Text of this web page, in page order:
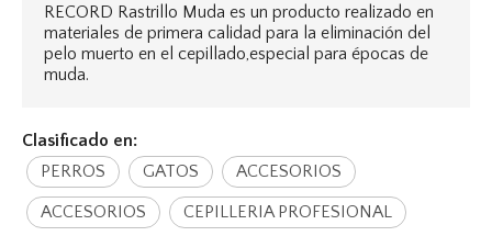
RECORD Rastrillo Muda es un producto realizado en
materiales de primera calidad para la eliminación del
pelo muerto en el cepillado,especial para épocas de
muda.
Clasificado en:
PERROS
GATOS ACCESORIOS
ACCESORIOS CEPILLERIA PROFESIONAL